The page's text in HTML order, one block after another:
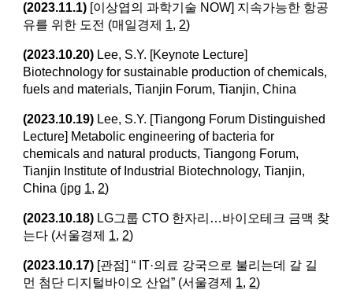
(2023.11.1) [이상엽의 과학기술 NOW] 지속가능한 항공
유를 위한 도전 (매일경제 1, 2)
(2023.10.20) Lee, S.Y. [Keynote Lecture]
Biotechnology for sustainable production of chemicals,
fuels and materials, Tianjin Forum, Tianjin, China
(2023.10.19) Lee, S.Y. [Tiangong Forum Distinguished
Lecture] Metabolic engineering of bacteria for
chemicals and natural products, Tiangong Forum,
Tianjin Institute of Industrial Biotechnology, Tianjin,
China (jpg 1, 2)
(2023.10.18) LG그룹 CTO 한자리…바이오테크 금맥 찾
는다 (서울경제 1, 2)
(2023.10.17) [관점] “ IT·의료 강국으로 불리는데 갈 길
먼 첨단 디지털바이오 산업” (서울경제 1, 2)